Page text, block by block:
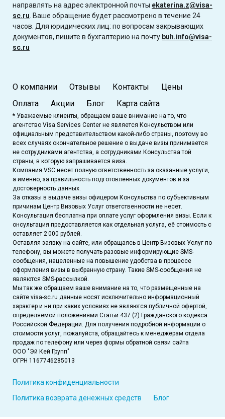
направлять на адрес электронной почты ekaterina.z@visa-
sc.ru . Ваше обращение будет рассмотрено в течение 24
часов. Для юридических лиц: по вопросам закрывающих
документов, пишите в бухгалтерию на почту buh.info@visa-
sc.ru
О компании Отзывы Контакты
Цены
Оплата
Акции Блог Карта сайта
* Уважаемые клиенты, обращаем ваше внимание на то, что
агентство Visa Services Center не является Консульством или
официальным представительством какой-либо страны, поэтому во
всех случаях окончательное решение о выдаче визы принимается
не сотрудниками агентства, а сотрудниками Консульства той
страны, в которую запрашивается виза.
Компания VSC несет полную ответственность за оказанные услуги,
а именно, за правильность подготовленных документов и за
достоверность данных.
За отказы в выдаче визы офицером Консульства по субъективным
причинам Центр Визовых Услуг ответственности не несет.
Консультация бесплатна при оплате услуг оформления визы. Если к
онсультация предоставляется как отдельная услуга, её стоимость с
оставляет 2 000 рублей.
Оставляя заявку на сайте, или обращаясь в Центр Визовых Услуг по
телефону, вы можете получать разовые информирующие SMS-
сообщения, нацеленные на повышение удобства в процессе
оформления визы в выбранную страну. Такие SMS-сообщения не
являются SMS-рассылкой.
Мы так же обращаем ваше внимание на то, что размещенные на
сайте visa-sc.ru данные носят исключительно информационный
характер и ни при каких условиях не являются публичной офертой,
определяемой положениями Статьи 437 (2) Гражданского кодекса
Российской Федерации. Для получения подробной информации о
стоимости услуг, пожалуйста, обращайтесь к менеджерам отдела
продаж по телефону или через формы обратной связи сайта
ООО "Эй Кей Групп"
ОГРН 1167746285013
Политика конфиденциальности
Политика возврата денежных средств
Блог